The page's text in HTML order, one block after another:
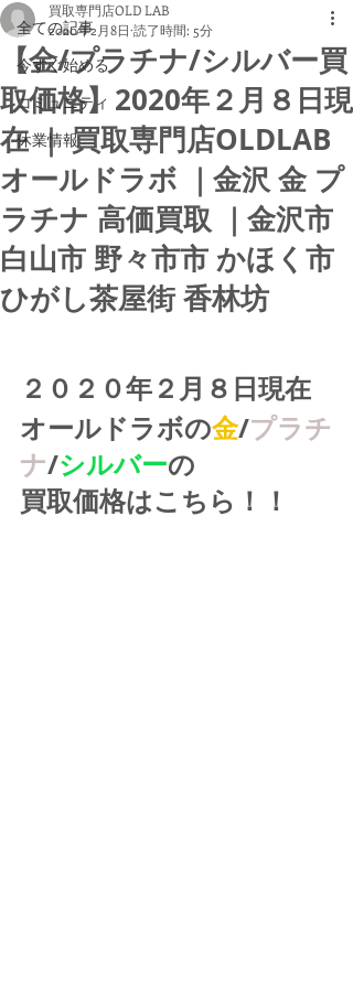
全ての記事
今すぐ始める
コミュニティ
休業情報
【金/プラチナ/シルバー買
取価格】2020年２月８日現
在 ｜ 買取専門店OLDLAB
オールドラボ ｜金沢 金 プ
ラチナ 高価買取 ｜金沢市
白山市 野々市市 かほく市
ひがし茶屋街 香林坊
買取専門店OLD LAB
2020年2月8日 読了時間: 5分
２０２０年２月８日現在
オールドラボの金/プラチ
ナ/シルバーの
買取価格はこちら！！